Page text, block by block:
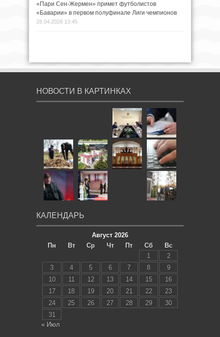
«Пари Сен-Жермен» примет футболистов
«Баварии» в первом полуфинале Лиги чемпионов
28.04.2026 13:45
НОВОСТИ В КАРТИНКАХ
КАЛЕНДАРЬ
Август 2026
Пн
Вт Ср Чт Пт Сб
Вс
1
2
3
4 5 6 7 8
9
10
11 12 13 14 15
16
17
18 19 20 21 22
23
24
25 26 27 28 29
30
31
« Июл